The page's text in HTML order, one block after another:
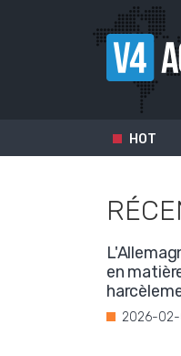
HOT
en
2026-02-